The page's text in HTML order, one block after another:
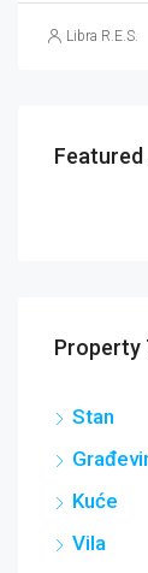
Libra R.E.S.
Property
Stan
Kuće
Vila